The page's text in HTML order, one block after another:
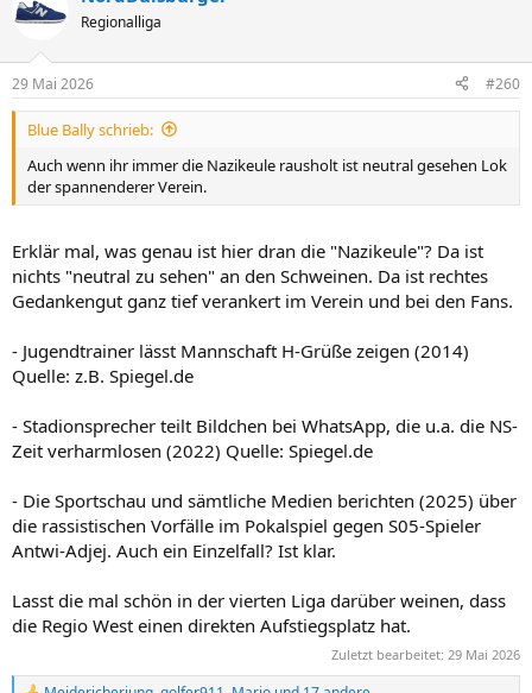
t
e
n
Regionalliga
29 Mai 2026 #260
Blue Bally schrieb:
Auch wenn ihr immer die Nazikeule rausholt ist neutral gesehen Lok
der spannenderer Verein.
Erklär mal, was genau ist hier dran die "Nazikeule"? Da ist
nichts "neutral zu sehen" an den Schweinen. Da ist rechtes
Gedankengut ganz tief verankert im Verein und bei den Fans.
- Jugendtrainer lässt Mannschaft H-Grüße zeigen (2014)
Quelle: z.B. Spiegel.de
- Stadionsprecher teilt Bildchen bei WhatsApp, die u.a. die NS-
Zeit verharmlosen (2022) Quelle: Spiegel.de
- Die Sportschau und sämtliche Medien berichten (2025) über
die rassistischen Vorfälle im Pokalspiel gegen S05-Spieler
Antwi-Adjej. Auch ein Einzelfall? Ist klar.
Lasst die mal schön in der vierten Liga darüber weinen, dass
die Regio West einen direkten Aufstiegsplatz hat.
Zuletzt bearbeitet: 29 Mai 2026